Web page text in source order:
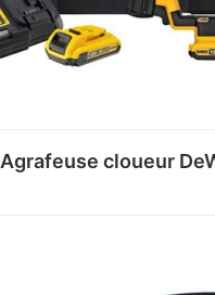
Agrafeuse cloueur